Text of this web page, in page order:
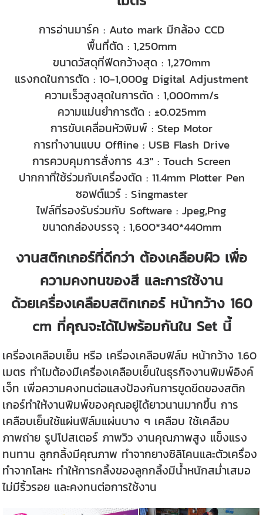
การอ่านมาร์ค : Auto mark มีกล้อง CCD
พื้นที่ตัด : 1,250mm
ขนาดวัสดุที่ฟีดกว้างสุด : 1,270mm
แรงกดในการตัด : 10-1,000g Digital Adjustment
ความเร็วสูงสุดในการตัด : 1,000mm/s
ความแม่นยำการตัด : ±0.025mm
การขับเคลื่อนหัวพิมพ์ : Step Motor
การทำงานแบบ Offline : USB Flash Drive
การควบคุมการสั่งการ 4.3" : Touch Screen
ปากกาที่ใช้ร่วมกับเครื่องตัด : 11.4mm Plotter Pen
ซอฟต์แวร์ : Singmaster
ไฟล์ที่รองรับร่วมกับ Software : Jpeg,Png
ขนาดกล่องบรรจุ : 1,600*340*440mm
งานสติกเกอร์ที่ดีกว่า ต้องเคลือบผิว เพื่อ
ความคงทนของสี และการใช้งาน
ด้วยเครื่องเคลือบสติกเกอร์ หน้ากว้าง 160
cm ที่คุณจะได้ไปพร้อมกันใน Set นี้
เครื่องเคลือบเย็น หรือ เครื่องเคลือบฟิล์ม หน้ากว้าง 1.60
เมตร ทำไมต้องมีเครื่องเคลือบเย็นในธุรกิจงานพิมพ์อิงค์
เจ็ท เพื่อความคงทนต่อแสงป้องกันการขูดขีดของสติก
เกอร์ทำให้งานพิมพ์ของคุณอยู่ได้ยาวนานมากขึ้น การ
เคลือบเย็นใช้แผ่นฟิล์มแผ่นบาง ๆ เคลือบ ใช้เคลือบ
ภาพถ่าย รูปโปสเตอร์ ภาพวิว งานคุณภาพสูง แข็งแรง
ทนทาน ลูกกลิ้งมีคุณภาพ ทำจากยางซิลิโคนและตัวเครื่อง
ทำจากโลหะ ทำให้การกลิ้งของลูกกลิ้งมีน้ำหนักสม่ำเสมอ
ไม่มีริ้วรอย และคงทนต่อการใช้งาน